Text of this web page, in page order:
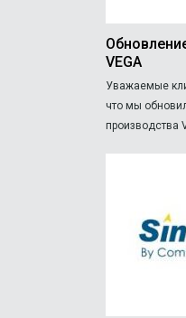
VEGA
Уважаемые
что мы
производства